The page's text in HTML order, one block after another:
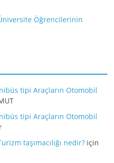
Öğrencilerinin
tipi Araçların Otomobil
tipi Araçların Otomobil
taşımacılığı nedir? için